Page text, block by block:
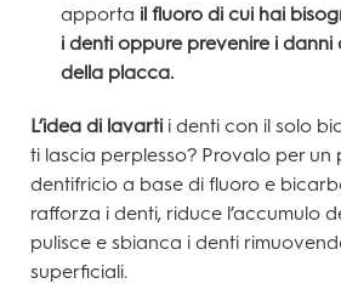
apporta il fluoro di cui hai
i denti oppure prevenire i
della placca.
L’idea di lavarti i denti con il solo
ti lascia perplesso? Provalo per un
dentifricio a base di fluoro e
rafforza i denti, riduce l’accumulo
pulisce e sbianca i denti
superficiali.